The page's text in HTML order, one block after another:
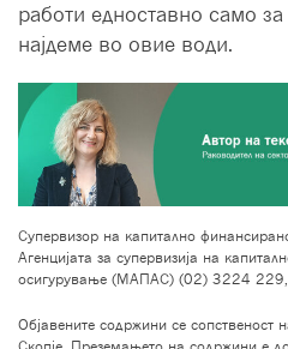
работи едноставно само за
најдеме во овие води.
Супервизор на капитално
Агенцијата за супервизија на
осигурување (МАПАС) (02) 3224 229,
Објавените содржини се сопственост